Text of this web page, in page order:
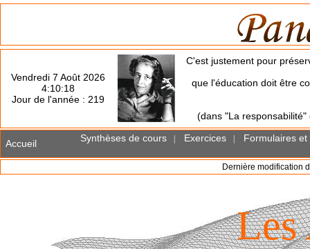
Vendredi 7 Août 2026
4:10:18
Jour de l'année : 219
C'est justement pour
que l'éducation doit être
(dans "La
Accueil Synthèses de cours Exercices Formulaires et
Dernière modification
Les